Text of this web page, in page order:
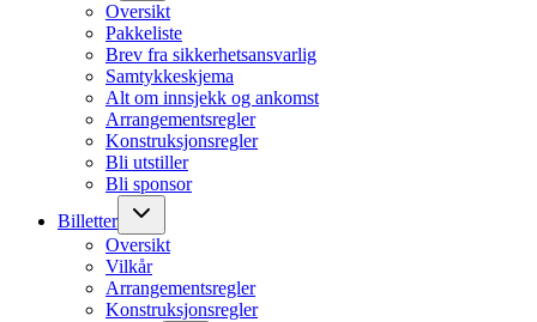
Oversikt
Pakkeliste
Brev fra sikkerhetsansvarlig
Samtykkeskjema
Alt om innsjekk og ankomst
Arrangementsregler
Konstruksjonsregler
Bli utstiller
Bli sponsor
Billetter
Oversikt
Vilkår
Arrangementsregler
Konstruksjonsregler